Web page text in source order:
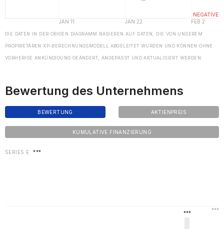
DIE DATEN IN DER OBIGEN DIAGRAMM BASIEREN AUF DATEN, DIE VON UNSEREM
PROPRIETÄREN XP-BERECHNUNGSMODELL ABGELEITET WURDEN UND KÖNNEN OHNE
VORHERIGE ANKÜNDIGUNG GEÄNDERT, ANGEPASST UND AKTUALISIERT WERDEN.
Bewertung des Unternehmens
BEWERTUNG AKTIENPREIS
KUMULATIVE FINANZIERUNG
SERIES E ***